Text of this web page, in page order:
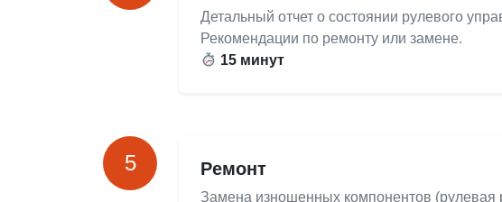
Детальный отчет о состоянии рулевого
Рекомендации по ремонту или замене.
15 минут
5 Ремонт
Замена изношенных компонентов (рулевая